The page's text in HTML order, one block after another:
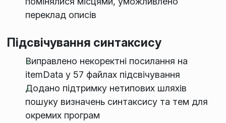
переклад описів
Підсвічування синтаксису
Виправлено некоректні посилання на
itemData у 57 файлах підсвічування
Додано підтримку нетипових шляхів
пошуку визначень синтаксису та тем для
окремих програм